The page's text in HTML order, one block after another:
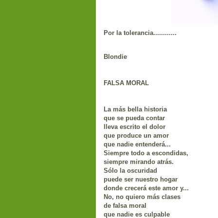
Por la tolerancia............
Blondie
FALSA MORAL
La más bella historia
que se pueda contar
lleva escrito el dolor
que produce un amor
que nadie entenderá...
Siempre todo a escondidas,
siempre mirando atrás.
Sólo la oscuridad
puede ser nuestro hogar
donde crecerá este amor y...
No, no quiero más clases
de falsa moral
que nadie es culpable